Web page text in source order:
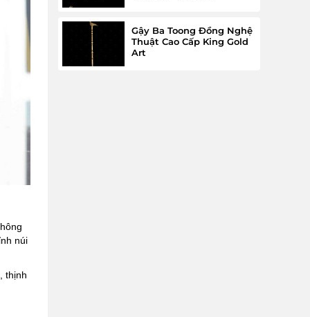
núi
thịnh
Gậy Ba Toong Đồng Nghệ
Thuật Cao Cấp King Gold
Art